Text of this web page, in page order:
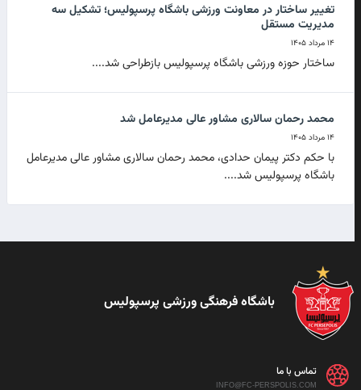
تغییر ساختار در معاونت ورزشی باشگاه پرسپولیس؛ تشکیل سه
مدیریت مستقل
۱۴ مرداد ۱۴۰۵
ساختار حوزه ورزشی باشگاه پرسپولیس بازطراحی شد....
محمد رحمان سالاری مشاور عالی مدیرعامل شد
۱۴ مرداد ۱۴۰۵
با حکم دکتر پیمان حدادی، محمد رحمان سالاری مشاور عالی مدیرعامل
باشگاه پرسپولیس شد....
باشگاه فرهنگی ورزشی پرسپولیس
تماس با ما
INFO@FC-PERSPOLIS.COM